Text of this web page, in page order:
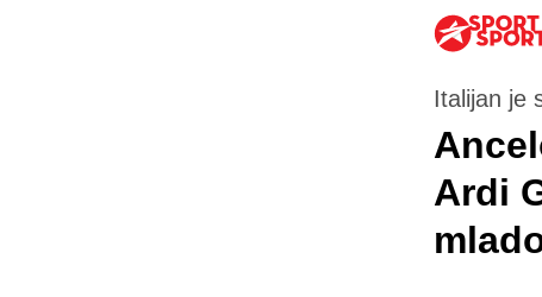
Italijan je
Ardi